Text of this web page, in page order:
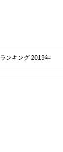
ンキング 2019年